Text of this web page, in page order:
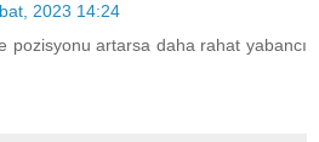
2023 14:24
pozisyonu artarsa daha rahat yabancı